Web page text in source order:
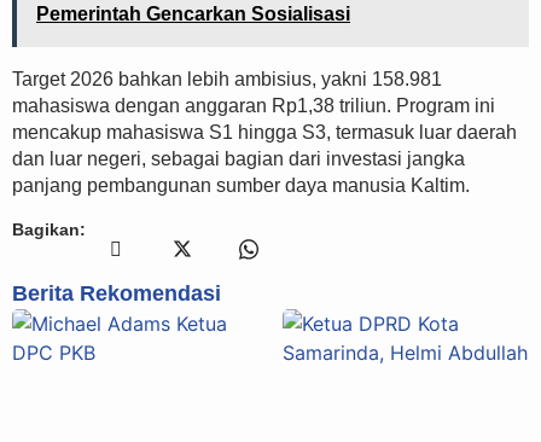
Pemerintah Gencarkan Sosialisasi
Target 2026 bahkan lebih ambisius, yakni 158.981
mahasiswa dengan anggaran Rp1,38 triliun. Program ini
mencakup mahasiswa S1 hingga S3, termasuk luar daerah
dan luar negeri, sebagai bagian dari investasi jangka
panjang pembangunan sumber daya manusia Kaltim.
Bagikan:
Berita Rekomendasi